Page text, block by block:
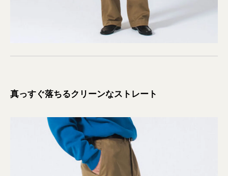
真っすぐ落ちるクリーンなストレート